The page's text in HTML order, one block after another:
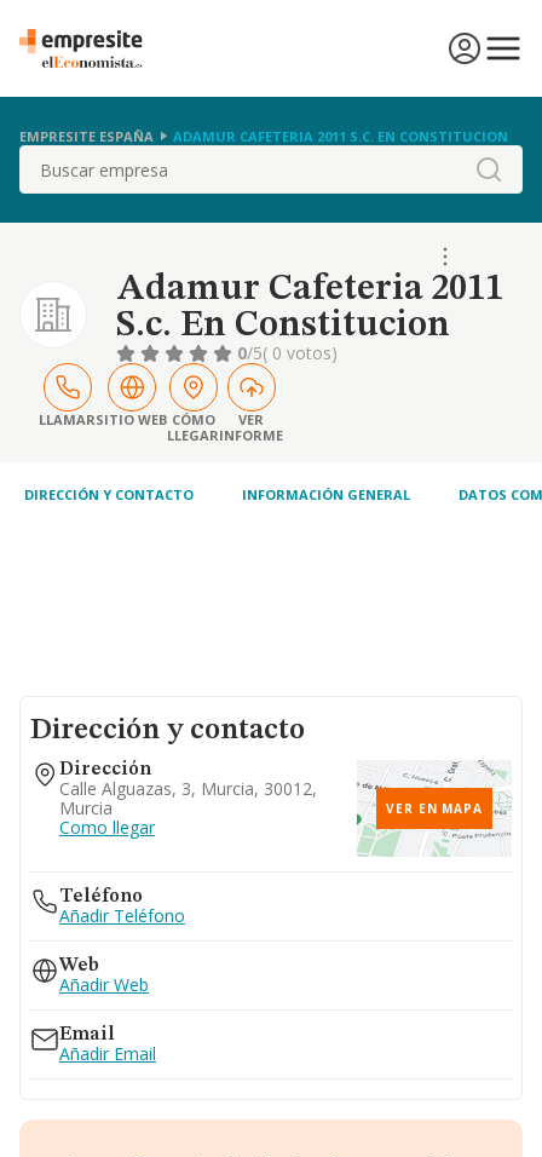
EMPRESITE ESPAÑA ADAMUR CAFETERIA 2011 S.C. EN CONSTITUCION
Buscar
Adamur Cafeteria 2011
S.c. En Constitucion
0/5( 0 votos)
LLAMARSITIO WEB CÓMO
LLEGAR
VER
INFORME
DIRECCIÓN Y CONTACTO INFORMACIÓN GENERAL DATOS
Dirección y contacto
Dirección
Calle Alguazas, 3, Murcia, 30012,
Murcia
Como llegar
VER EN MAPA
Teléfono
Añadir Teléfono
Web
Añadir Web
Email
Añadir Email